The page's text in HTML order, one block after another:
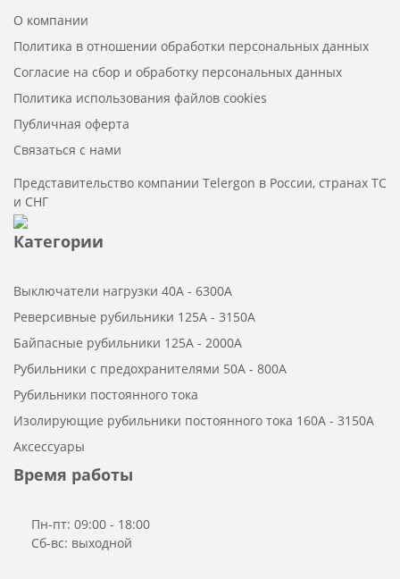
О компании
Политика в отношении обработки персональных данных
Согласие на сбор и обработку персональных данных
Политика использования файлов cookies
Публичная оферта
Связаться с нами
Представительство компании Telergon в России, странах ТС
и СНГ
Категории
Выключатели нагрузки 40A - 6300A
Реверсивные рубильники 125A - 3150A
Байпасные рубильники 125A - 2000A
Рубильники с предохранителями 50A - 800A
Рубильники постоянного тока
Изолирующие рубильники постоянного тока 160A - 3150A
Аксессуары
Время работы
Пн-пт: 09:00 - 18:00
Cб-вс: выходной